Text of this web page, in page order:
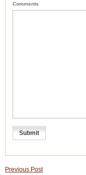
Comments
Previous Post